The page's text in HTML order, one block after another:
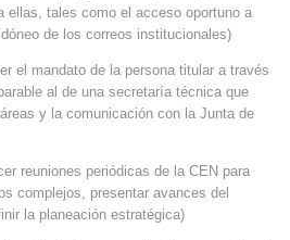
ellas, tales como el acceso oportuno a
de los correos institucionales)
el mandato de la persona titular a través
al de una secretaría técnica que
y la comunicación con la Junta de
reuniones periódicas de la CEN para
complejos, presentar avances del
la planeación estratégica)